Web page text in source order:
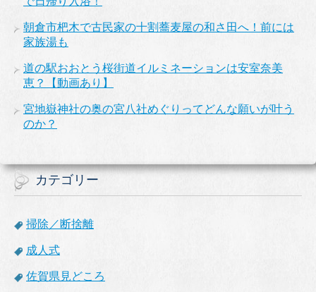
朝倉市杷木で古民家の十割蕎麦屋の和さ田へ！前には
家族湯も
道の駅おおとう桜街道イルミネーションは安室奈美
恵？【動画あり】
宮地嶽神社の奥の宮八社めぐりってどんな願いが叶う
のか？
カテゴリー
掃除／断捨離
成人式
佐賀県見どころ